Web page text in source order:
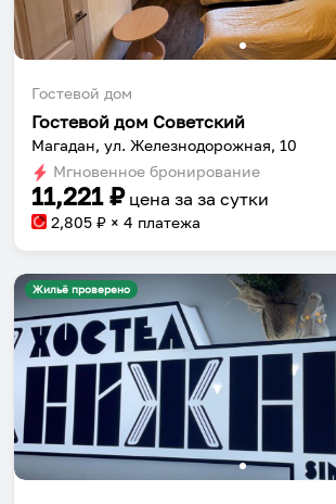
Гостевой дом
Гостевой дом Советский
Магадан, ул. Железнодорожная, 10
Мгновенное бронирование
11,221₽ цена за за сутки
2,805 ₽ × 4 платежа
Жильё проверено